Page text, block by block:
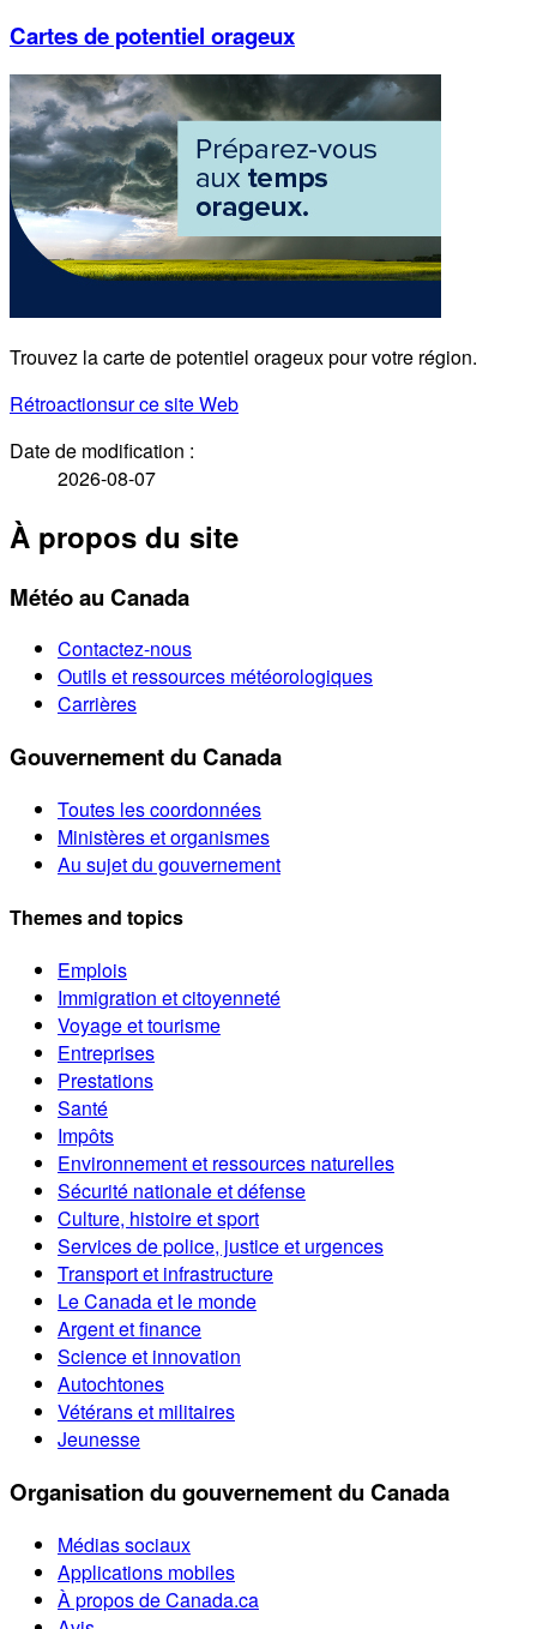
Cartes de potentiel orageux
Trouvez la carte de potentiel orageux pour votre région.
Rétroactionsur ce site Web
Date de modification :
2026-08-07
À propos du site
Météo au Canada
Contactez-nous
Outils et ressources météorologiques
Carrières
Gouvernement du Canada
Toutes les coordonnées
Ministères et organismes
Au sujet du gouvernement
Themes and topics
Emplois
Immigration et citoyenneté
Voyage et tourisme
Entreprises
Prestations
Santé
Impôts
Environnement et ressources naturelles
Sécurité nationale et défense
Culture, histoire et sport
Services de police, justice et urgences
Transport et infrastructure
Le Canada et le monde
Argent et finance
Science et innovation
Autochtones
Vétérans et militaires
Jeunesse
Organisation du gouvernement du Canada
Médias sociaux
Applications mobiles
À propos de Canada.ca